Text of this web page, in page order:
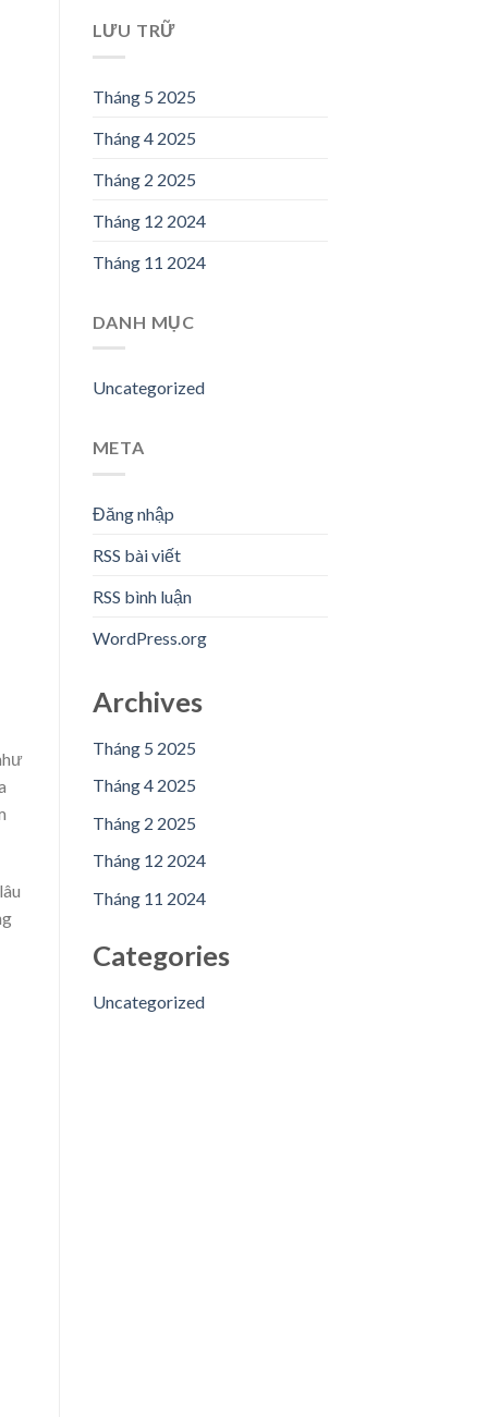
LƯU TRỮ
Tháng 5 2025
Tháng 4 2025
Tháng 2 2025
Tháng 12 2024
Tháng 11 2024
DANH MỤC
Uncategorized
META
Đăng nhập
RSS bài viết
RSS bình luận
WordPress.org
Archives
Tháng 5 2025
Tháng 4 2025
Tháng 2 2025
Tháng 12 2024
Tháng 11 2024
Categories
Uncategorized